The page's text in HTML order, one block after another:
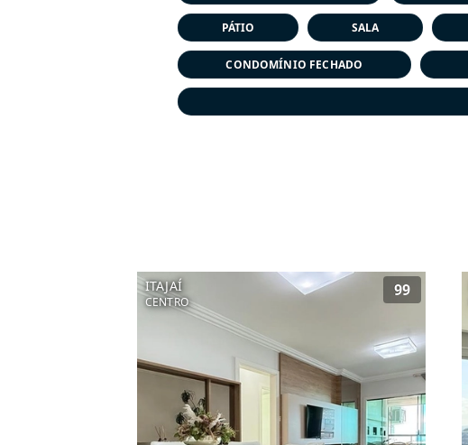
PÁTIO SALA
CONDOMÍNIO FECHADO
ITAJAÍ
CENTRO
99